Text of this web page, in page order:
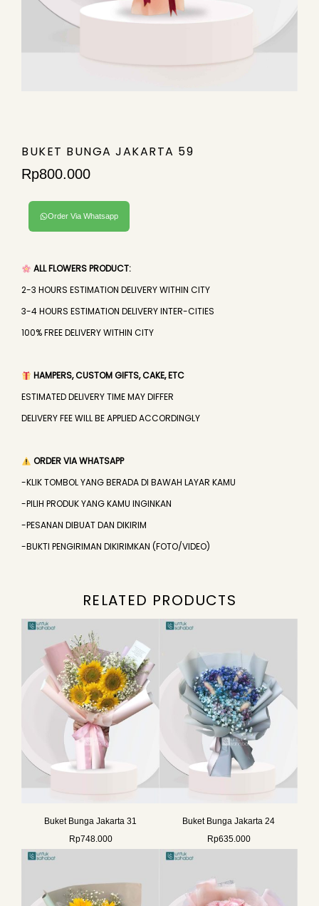
BUKET BUNGA JAKARTA 59
Rp800.000
Order Via Whatsapp
ALL FLOWERS PRODUCT:
2-3 HOURS ESTIMATION DELIVERY WITHIN CITY
3-4 HOURS ESTIMATION DELIVERY INTER-CITIES
100% FREE DELIVERY WITHIN CITY
HAMPERS, CUSTOM GIFTS, CAKE, ETC
ESTIMATED DELIVERY TIME MAY DIFFER
DELIVERY FEE WILL BE APPLIED ACCORDINGLY
ORDER VIA WHATSAPP
-KLIK TOMBOL YANG BERADA DI BAWAH LAYAR KAMU
-PILIH PRODUK YANG KAMU INGINKAN
-PESANAN DIBUAT DAN DIKIRIM
-BUKTI PENGIRIMAN DIKIRIMKAN (FOTO/VIDEO)
RELATED PRODUCTS
Buket Bunga Jakarta 31
Rp748.000
Buket Bunga Jakarta 24
Rp635.000